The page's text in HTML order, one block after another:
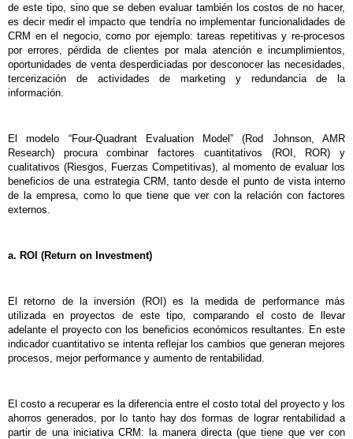
de este tipo, sino que se deben evaluar también los costos de no hacer,
es decir medir el impacto que tendría no implementar funcionalidades de
CRM en el negocio, como por ejemplo: tareas repetitivas y re-procesos
por errores, pérdida de clientes por mala atención e incumplimientos,
oportunidades de venta desperdiciadas por desconocer las necesidades,
tercerización de actividades de marketing y redundancia de la
información.
El modelo “Four-Quadrant Evaluation Model” (Rod Johnson, AMR
Research) procura combinar factores cuantitativos (ROI, ROR) y
cualitativos (Riesgos, Fuerzas Competitivas), al momento de evaluar los
beneficios de una estrategia CRM, tanto desde el punto de vista interno
de la empresa, como lo que tiene que ver con la relación con factores
externos.
a. ROI (Return on Investment)
El retorno de la inversión (ROI) es la medida de performance más
utilizada en proyectos de este tipo, comparando el costo de llevar
adelante el proyecto con los beneficios económicos resultantes. En este
indicador cuantitativo se intenta reflejar los cambios que generan mejores
procesos, mejor performance y aumento de rentabilidad.
El costo a recuperar es la diferencia entre el costo total del proyecto y los
ahorros generados, por lo tanto hay dos formas de lograr rentabilidad a
partir de una iniciativa CRM: la manera directa (que tiene que ver con